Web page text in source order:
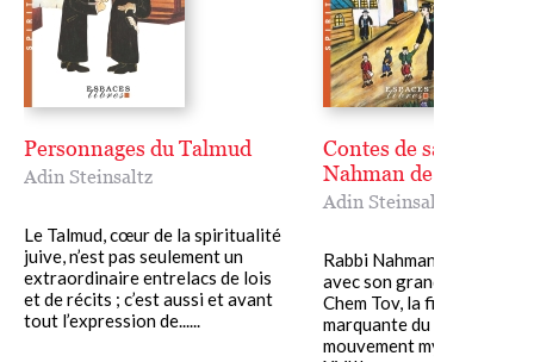
Personnages du Talmud
Adin Steinsaltz
Le Talmud, cœur de la spiritualité
juive, n’est pas seulement un
extraordinaire entrelacs de lois
et de récits ; c’est aussi et avant
tout l’expression de......
Contes de sagesse de
Nahman de Braslav
Adin Steinsaltz
Rabbi Nahman de Braslav
avec son grand-père le
Chem Tov, la figure la plus
marquante du hassidisme,
mouvement mystique juif